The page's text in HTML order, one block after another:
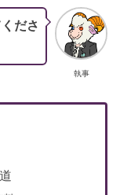
執事
ださ